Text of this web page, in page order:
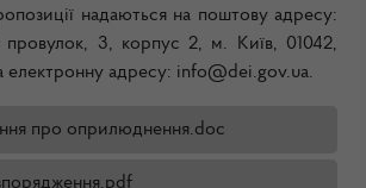
надаються на поштову адресу:
провулок, 3, корпус 2, м. Київ, 01042,
електронну адресу: info@dei.gov.ua.
про оприлюднення.doc